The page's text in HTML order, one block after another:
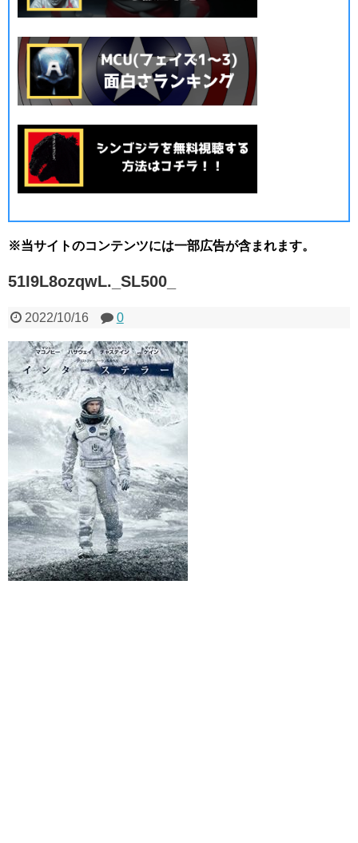
※当サイトのコンテンツには一部広告が含まれます。
51I9L8ozqwL._SL500_
2022/10/16 0